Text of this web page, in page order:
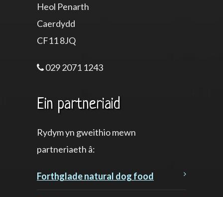
Heol Penarth
Caerdydd
CF11 8JQ
029 2071 1243
Ein partneriaid
Rydym yn gweithio mewn
partneriaeth â:
Forthglade natural dog food